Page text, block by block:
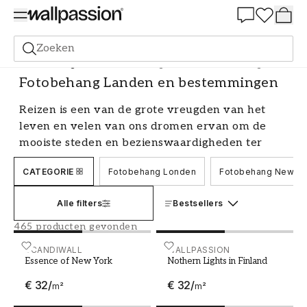
Zoeken
Fotobehang Thème Fotobehang Landen en bestemmingen
Fotobehang Landen en bestemmingen
Reizen is een van de grote vreugden van het
leven en velen van ons dromen ervan om de
mooiste steden en bezienswaardigheden ter
wereld te bezoeken. Met een fotobehang met
motieven van steden en bestemmingen, kun je
droomplek bent. Ons brede assortiment aan
fotobehang en muurschilderingen stelt je in
staat om een persoonlijke en inspirerende
inrichting te creëren die je elke keer dat je de
Ervaar wereldsteden
CATEGORIE Fotobehang Londen Fotobehang New
Alle filters Bestsellers
465 producten gevonden
SCANDIWALL
Essence of New York
€ 32/m²
Essence of New York WALLPASSION
Nothern Lights in Finland
€ 32/m²
Nothern Lights in Finland